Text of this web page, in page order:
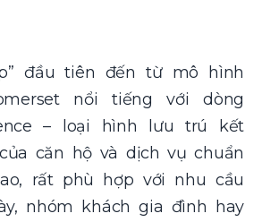
đầu tiên đến từ mô hình
nổi tiếng với dòng
– loại hình lưu trú kết
căn hộ và dịch vụ chuẩn
rất phù hợp với nhu cầu
nhóm khách gia đình hay